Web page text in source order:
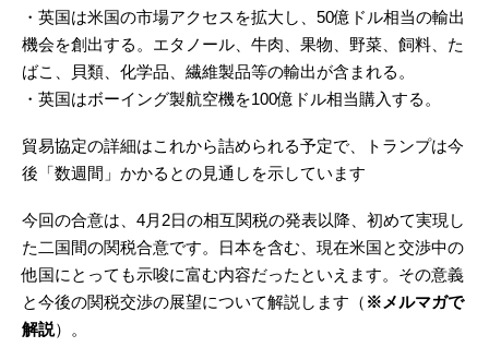
・英国は米国の市場アクセスを拡大し、50億ドル相当の輸出
機会を創出する。エタノール、牛肉、果物、野菜、飼料、た
ばこ、貝類、化学品、繊維製品等の輸出が含まれる。
・英国はボーイング製航空機を100億ドル相当購入する。
貿易協定の詳細はこれから詰められる予定で、トランプは今
後「数週間」かかるとの見通しを示しています
今回の合意は、4月2日の相互関税の発表以降、初めて実現し
た二国間の関税合意です。日本を含む、現在米国と交渉中の
他国にとっても示唆に富む内容だったといえます。その意義
と今後の関税交渉の展望について解説します（ ※メルマガで
解説）。